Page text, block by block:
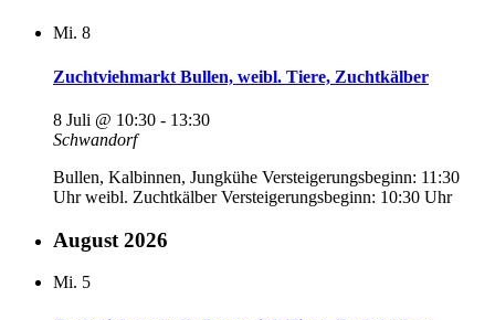
Mi. 8
Zuchtviehmarkt Bullen, weibl. Tiere, Zuchtkälber
8 Juli @ 10:30 - 13:30
Schwandorf
Bullen, Kalbinnen, Jungkühe Versteigerungsbeginn: 11:30
Uhr weibl. Zuchtkälber Versteigerungsbeginn: 10:30 Uhr
August 2026
Mi. 5